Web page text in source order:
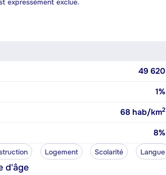
expressément exclue.
49 620
1%
68 hab/km2
8%
Logement Scolarité Langue
d'âge